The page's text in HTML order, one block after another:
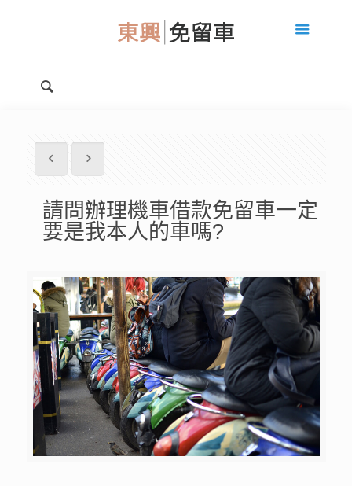
請問辦理機車借款免留車一定
要是我本人的車嗎?